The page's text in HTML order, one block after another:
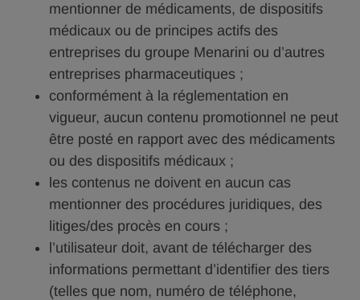
mentionner de médicaments, de dispositifs
médicaux ou de principes actifs des
entreprises du groupe Menarini ou d’autres
entreprises pharmaceutiques ;
conformément à la réglementation en
vigueur, aucun contenu promotionnel ne peut
être posté en rapport avec des médicaments
ou des dispositifs médicaux ;
les contenus ne doivent en aucun cas
mentionner des procédures juridiques, des
litiges/des procès en cours ;
l’utilisateur doit, avant de télécharger des
informations permettant d’identifier des tiers
(telles que nom, numéro de téléphone,